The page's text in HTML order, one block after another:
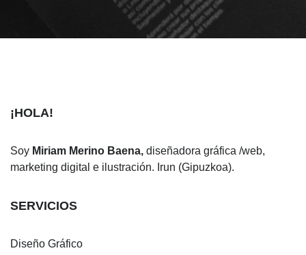
¡HOLA!
Soy Miriam Merino Baena, diseñadora gráfica /web,
marketing digital e ilustración. Irun (Gipuzkoa).
SERVICIOS
Diseño Gráfico